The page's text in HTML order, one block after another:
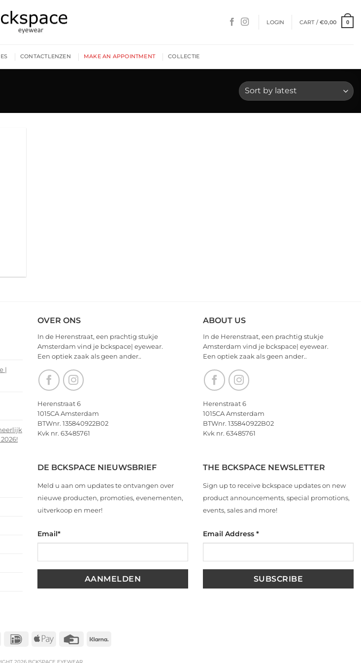
LOGIN CART /€0,00 0
CONTACTLENZEN MAKE AN APPOINTMENT COLLECTIE
|
OVER ONS
In de Herenstraat, een prachtig stukje
Amsterdam vind je bckspace| eyewear.
Een optiek zaak als geen ander..
Herenstraat 6
1015CA Amsterdam
BTWnr. 135840922B02
Kvk nr. 63485761
ABOUT US
In de Herenstraat, een prachtig stukje
Amsterdam vind je bckspace| eyewear.
Een optiek zaak als geen ander..
Herenstraat 6
1015CA Amsterdam
BTWnr. 135840922B02
Kvk nr. 63485761
DE BCKSPACE NIEUWSBRIEF
Meld u aan om updates te ontvangen over
nieuwe producten, promoties, evenementen,
uitverkoop en meer!
Email*
THE BCKSPACE NEWSLETTER
Sign up to receive bckspace updates on new
product announcements, special promotions,
events, sales and more!
Email Address *
Bancontact
IDeal
Apple
Credit
2026 BCKSPACE EYEWEAR